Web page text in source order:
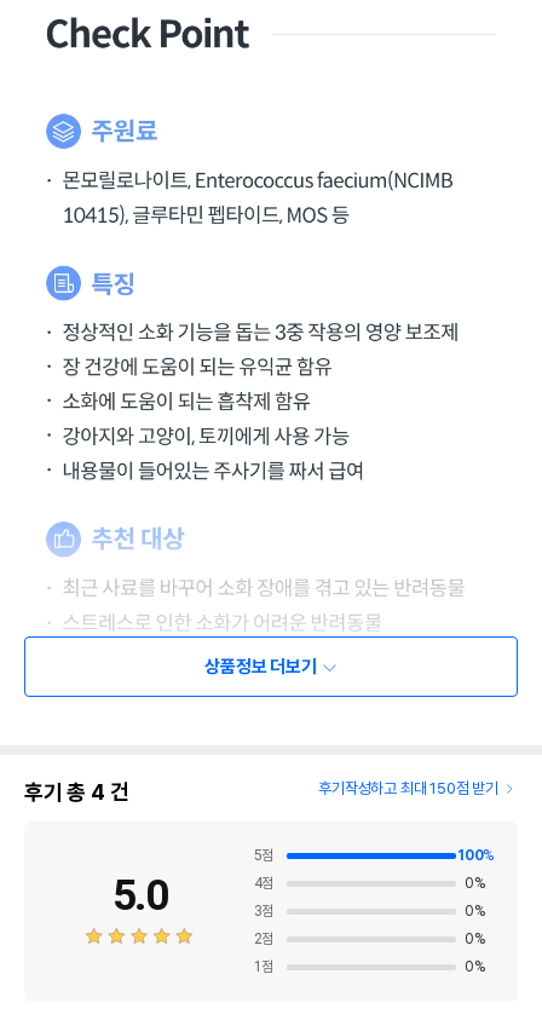
상품정보 더보기
후기 총 4 건 후기작성하고 최대 150점 받기
5.0
5점 100%
4점 0%
3점 0%
2점 0%
1 점 0%